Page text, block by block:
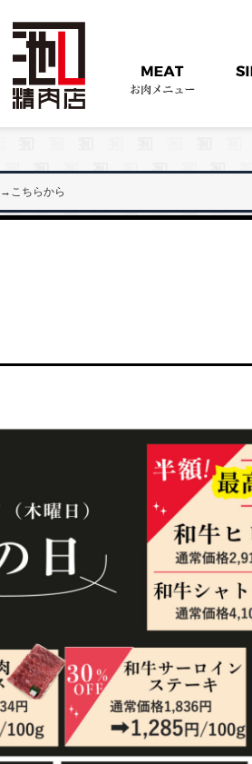
→こちらから